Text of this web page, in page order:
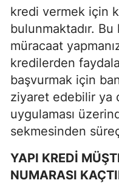
kredi vermek için
bulunmaktadır. Bu
müracaat
kredilerden
başvurmak için
ziyaret edebilir ya
uygulaması
sekmesinden
YAPI KREDİ
NUMARASI